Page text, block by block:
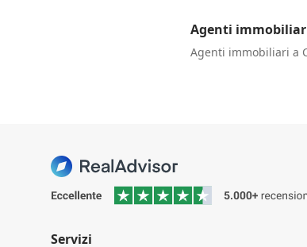
Agenti
Agenti immobiliari a
Servizi